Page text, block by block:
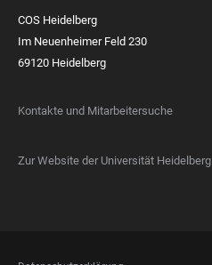
COS Heidelberg
Im Neuenheimer Feld 230
69120 Heidelberg
Kontakte und Mitarbeitersuche
Zur Website der Universität Heidelberg